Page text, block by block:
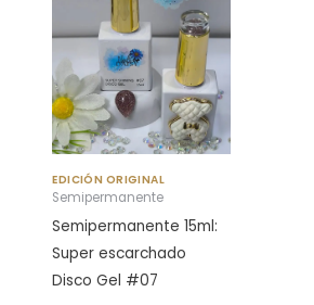
EDICIÓN ORIGINAL
Semipermanente
Semipermanente 15ml:
Super escarchado
Disco Gel #07